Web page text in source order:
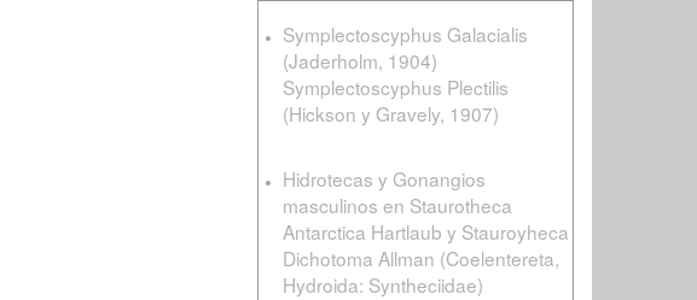
Symplectoscyphus Galacialis
(Jaderholm, 1904)
Symplectoscyphus Plectilis
(Hickson y Gravely, 1907)
Hidrotecas y Gonangios
masculinos en Staurotheca
Antarctica Hartlaub y Stauroyheca
Dichotoma Allman (Coelentereta,
Hydroida: Syntheciidae)